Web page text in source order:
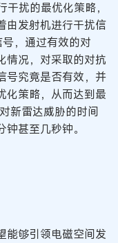
扰的最优化策略，
由发射机进行干扰信
，通过有效的对
情况，对采取的对抗
号究竟是否有效，并
化策略，从而达到最
新雷达威胁的时间
甚至几秒钟。
能够引领电磁空间发